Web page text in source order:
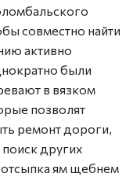
совместно найти
активно
были
в вязком
позволят
ремонт дороги,
других
ям щебнем